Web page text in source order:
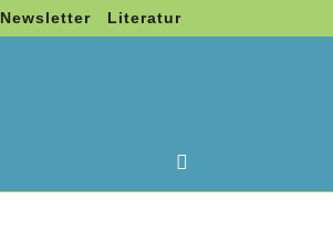
Newsletter Literatur